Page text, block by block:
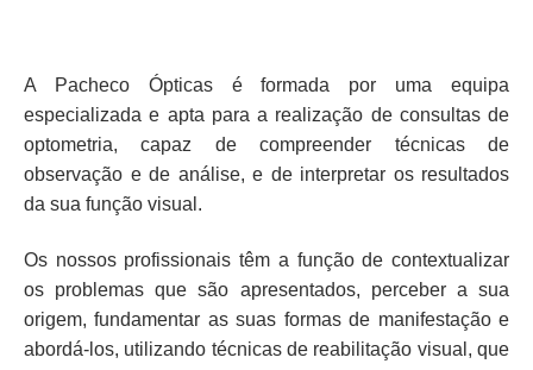
A Pacheco Ópticas é formada por uma equipa
especializada e apta para a realização de consultas de
optometria, capaz de compreender técnicas de
observação e de análise, e de interpretar os resultados
da sua função visual.
Os nossos profissionais têm a função de contextualizar
os problemas que são apresentados, perceber a sua
origem, fundamentar as suas formas de manifestação e
abordá-los, utilizando técnicas de reabilitação visual, que